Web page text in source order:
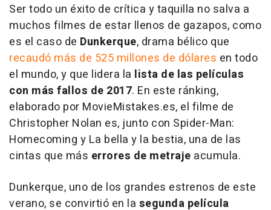
Ser todo un éxito de crítica y taquilla no salva a
muchos filmes de estar llenos de gazapos, como
es el caso de Dunkerque, drama bélico que
recaudó más de 525 millones de dólares en todo
el mundo, y que lidera la lista de las películas
con más fallos de 2017. En este ránking,
elaborado por MovieMistakes.es, el filme de
Christopher Nolan es, junto con Spider-Man:
Homecoming y La bella y la bestia, una de las
cintas que más errores de metraje acumula.
Dunkerque, uno de los grandes estrenos de este
verano, se convirtió en la segunda película